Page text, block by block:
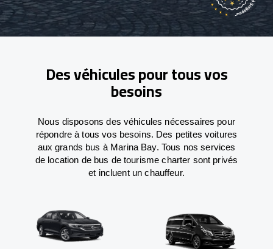
Des véhicules pour tous vos
besoins
Nous disposons des véhicules nécessaires pour
répondre à tous vos besoins. Des petites voitures
aux grands bus à Marina Bay. Tous nos services
de location de bus de tourisme charter sont privés
et incluent un chauffeur.